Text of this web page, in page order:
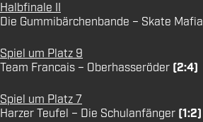
Halbfinale II
Die Gummibärchenbande – Skate Mafia
Spiel um Platz 9
Team Francais – Oberhasseröder (2:4)
Spiel um Platz 7
Harzer Teufel – Die Schulanfänger (1:2)